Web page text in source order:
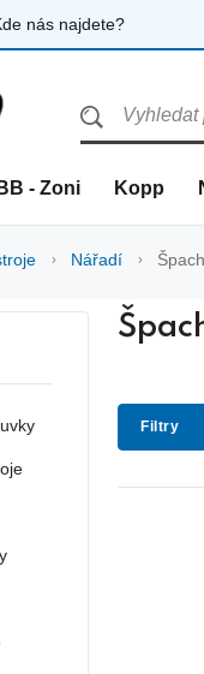
nás najdete?
- Zoni Kopp
Nářadí
Filtry